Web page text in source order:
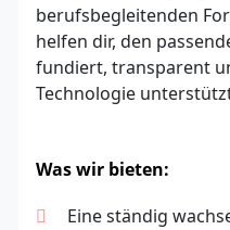
berufsbegleitenden
helfen dir, den
fundiert, transparent
Technologie
Was wir bieten:
Eine ständig